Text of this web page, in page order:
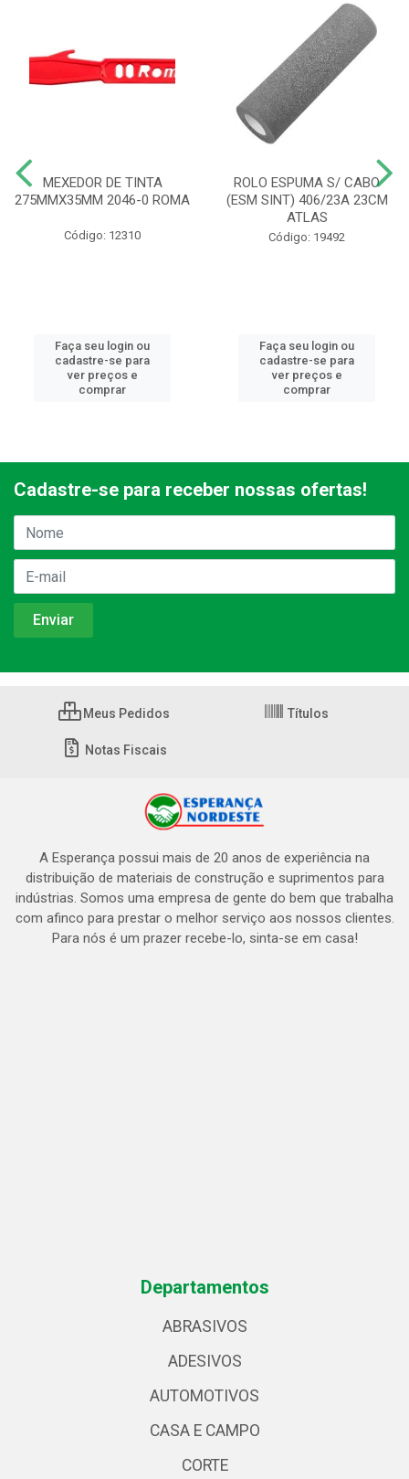
MEXEDOR DE TINTA
275MMX35MM 2046-0 ROMA
Código: 12310
Faça seu login ou
cadastre-se para
ver preços e
comprar
ROLO ESPUMA S/ CABO
(ESM SINT) 406/23A 23CM
ATLAS
Código: 19492
Faça seu login ou
cadastre-se para
ver preços e
comprar
Cadastre-se para receber nossas ofertas!
Meus Pedidos Títulos
Notas Fiscais
A Esperança possui mais de 20 anos de experiência na
distribuição de materiais de construção e suprimentos para
indústrias. Somos uma empresa de gente do bem que trabalha
com afinco para prestar o melhor serviço aos nossos clientes.
Para nós é um prazer recebe-lo, sinta-se em casa!
Departamentos
ABRASIVOS
ADESIVOS
AUTOMOTIVOS
CASA E CAMPO
CORTE